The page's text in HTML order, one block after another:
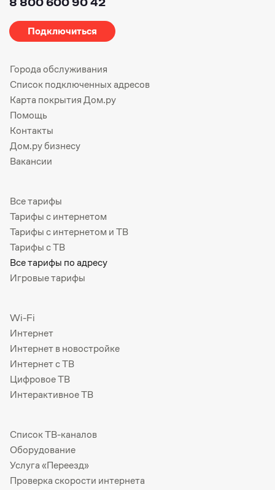
Подключиться
Города обслуживания
Список подключенных адресов
Карта покрытия Дом.ру
Помощь
Контакты
Дом.ру бизнесу
Вакансии
Все тарифы
Тарифы с интернетом
Тарифы с интернетом и ТВ
Тарифы с ТВ
Все тарифы по адресу
Игровые тарифы
Wi-Fi
Интернет
Интернет в новостройке
Интернет с ТВ
Цифровое ТВ
Интерактивное ТВ
Список ТВ-каналов
Оборудование
Услуга «Переезд»
Проверка скорости интернета